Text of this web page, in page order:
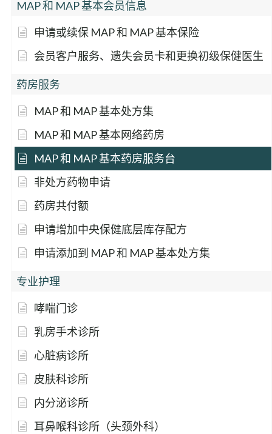
MAP 和 MAP 基本会员信息
申请或续保 MAP 和 MAP 基本保险
会员客户服务、遗失会员卡和更换初级保健医生
药房服务
MAP 和 MAP 基本处方集
MAP 和 MAP 基本网络药房
MAP 和 MAP 基本药房服务台
非处方药物申请
药房共付额
申请增加中央保健底层库存配方
申请添加到 MAP 和 MAP 基本处方集
专业护理
哮喘门诊
乳房手术诊所
心脏病诊所
皮肤科诊所
内分泌诊所
耳鼻喉科诊所（头颈外科）